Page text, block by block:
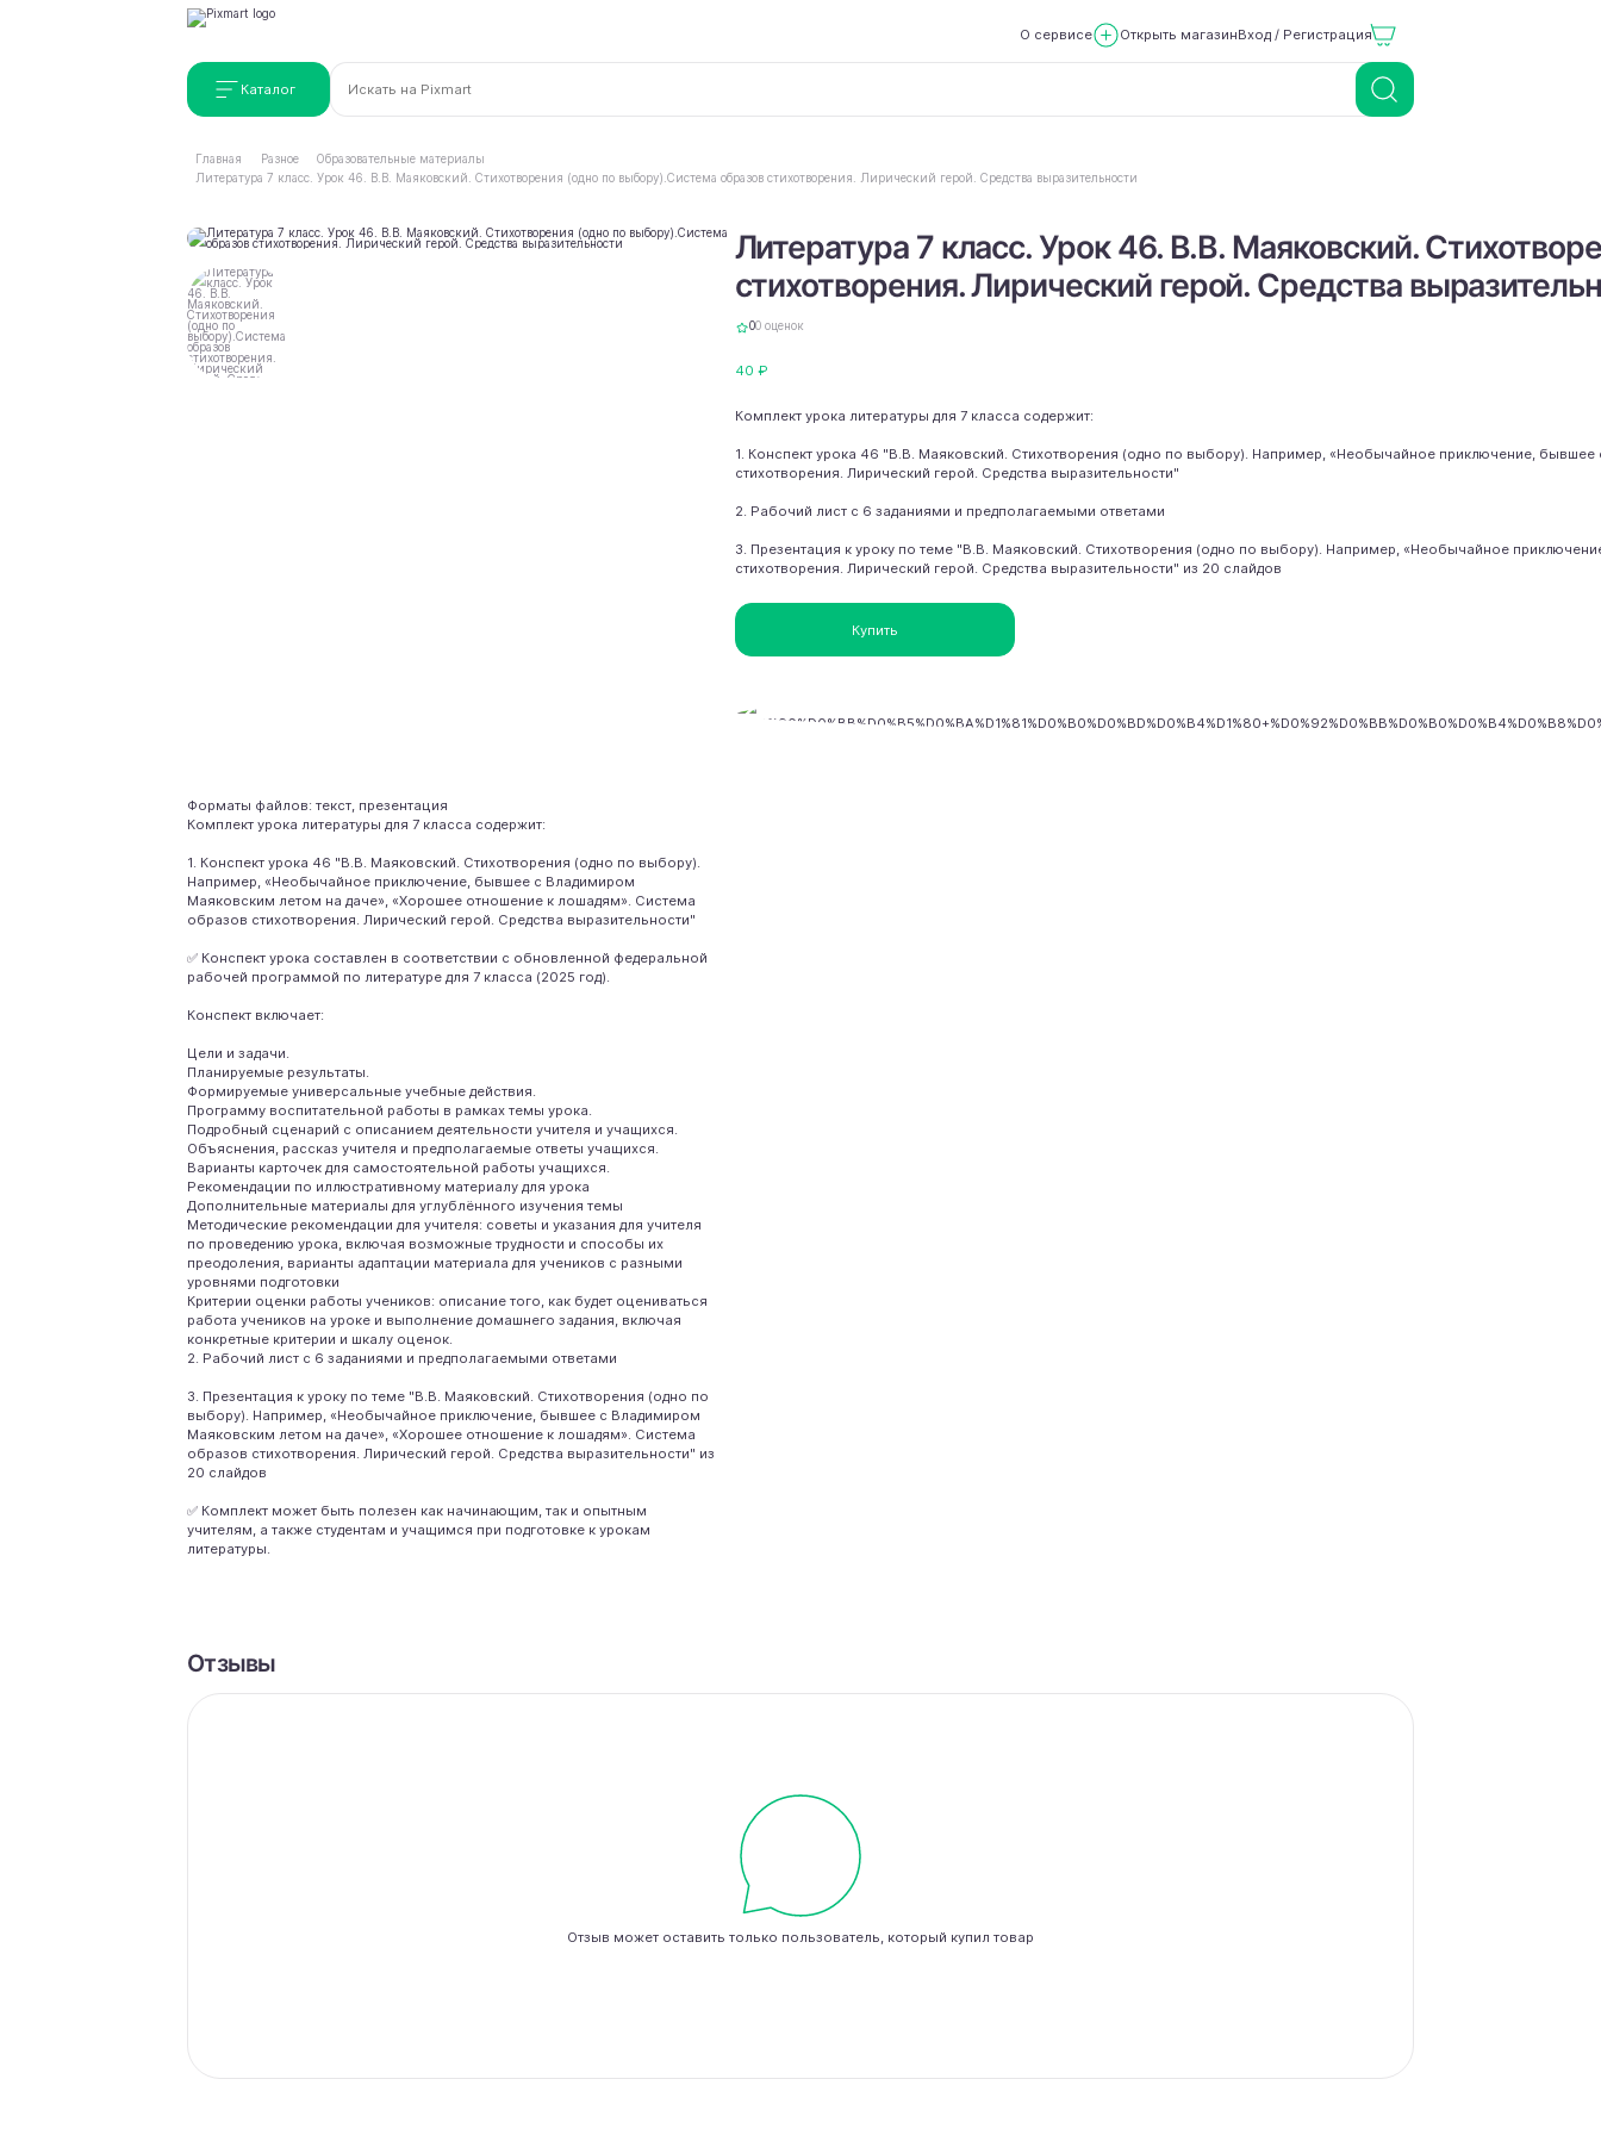
О сервисе Открыть магазинВход / Регистрация
Каталог
Главная Разное
Образовательные материалы
Литература 7 класс. Урок 46. В.В. Маяковский. Стихотворения (одно по выбору).Система образов стихотворения. Лирический герой. Средства выразительности
Литература 7 класс. Урок 46. В.В. Маяковский.
стихотворения. Лирический герой. Средства
00 оценок
40 ₽
Комплект урока литературы для 7 класса содержит:
1. Конспект урока 46 "В.В. Маяковский. Стихотворения (одно по выбору). Например, «Необычайное приключение,
стихотворения. Лирический герой. Средства выразительности"
2. Рабочий лист с 6 заданиями и предполагаемыми ответами
3. Презентация к уроку по теме "В.В. Маяковский. Стихотворения (одно по выбору). Например, «Необычайное
стихотворения. Лирический герой. Средства выразительности" из 20 слайдов
Купить
Форматы файлов: текст, презентация
Комплект урока литературы для 7 класса содержит:
1. Конспект урока 46 "В.В. Маяковский. Стихотворения (одно по выбору).
Например, «Необычайное приключение, бывшее с Владимиром
Маяковским летом на даче», «Хорошее отношение к лошадям». Система
образов стихотворения. Лирический герой. Средства выразительности"
✅ Конспект урока составлен в соответствии с обновленной федеральной
рабочей программой по литературе для 7 класса (2025 год).
Конспект включает:
Цели и задачи.
Планируемые результаты.
Формируемые универсальные учебные действия.
Программу воспитательной работы в рамках темы урока.
Подробный сценарий с описанием деятельности учителя и учащихся.
Объяснения, рассказ учителя и предполагаемые ответы учащихся.
Варианты карточек для самостоятельной работы учащихся.
Рекомендации по иллюстративному материалу для урока
Дополнительные материалы для углублённого изучения темы
Методические рекомендации для учителя: советы и указания для учителя
по проведению урока, включая возможные трудности и способы их
преодоления, варианты адаптации материала для учеников с разными
уровнями подготовки
Критерии оценки работы учеников: описание того, как будет оцениваться
работа учеников на уроке и выполнение домашнего задания, включая
конкретные критерии и шкалу оценок.
2. Рабочий лист с 6 заданиями и предполагаемыми ответами
3. Презентация к уроку по теме "В.В. Маяковский. Стихотворения (одно по
выбору). Например, «Необычайное приключение, бывшее с Владимиром
Маяковским летом на даче», «Хорошее отношение к лошадям». Система
образов стихотворения. Лирический герой. Средства выразительности" из
20 слайдов
✅ Комплект может быть полезен как начинающим, так и опытным
учителям, а также студентам и учащимся при подготовке к урокам
литературы.
Отзывы
Отзыв может оставить только пользователь, который купил товар